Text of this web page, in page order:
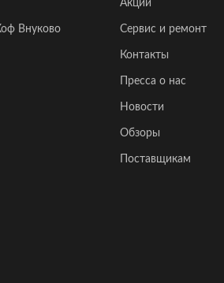
Внуково
Акции
Сервис и ремонт
Контакты
Пресса о нас
Новости
Обзоры
Поставщикам